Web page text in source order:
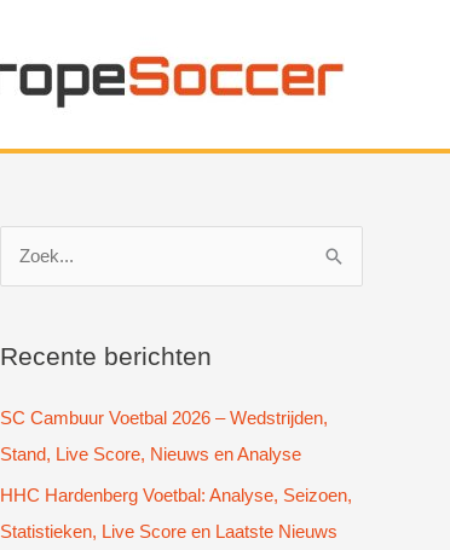
k
a
a
r
:
Recente berichten
SC Cambuur Voetbal 2026 – Wedstrijden,
Stand, Live Score, Nieuws en Analyse
HHC Hardenberg Voetbal: Analyse, Seizoen,
Statistieken, Live Score en Laatste Nieuws